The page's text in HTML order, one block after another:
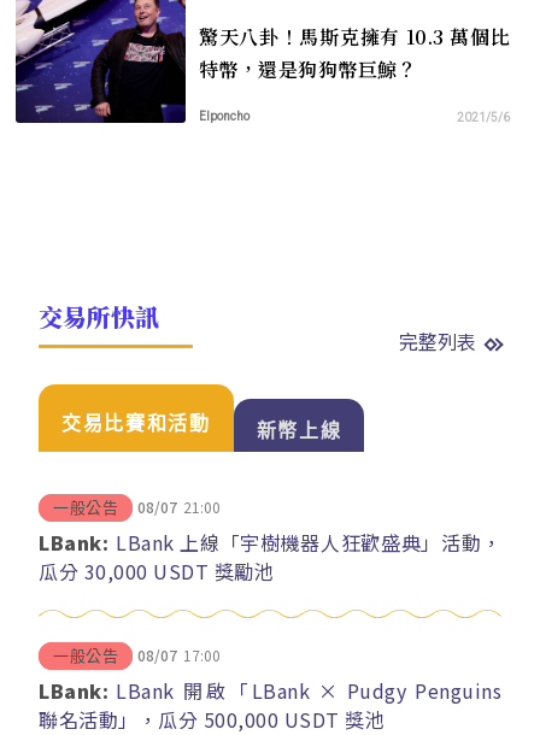
驚天八卦！馬斯克擁有 10.3 萬個比
特幣，還是狗狗幣巨鯨？
Elponcho 2021/5/6
交易所快訊
完整列表
交易比賽和活動 新幣上線
一般公告 08/07 21:00
LBank: LBank 上線「宇樹機器人狂歡盛典」活動，
瓜分 30,000 USDT 獎勵池
一般公告 08/07 17:00
LBank: LBank 開啟「LBank × Pudgy Penguins
聯名活動」，瓜分 500,000 USDT 獎池